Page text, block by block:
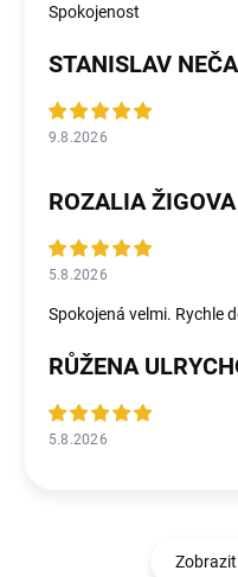
Spokojenost
STANISLAV
9.8.2026
ROZALIA ŽIGOVA
5.8.2026
Spokojená velmi. Rychle
RŮŽENA
5.8.2026